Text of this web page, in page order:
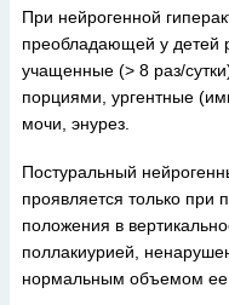
При нейрогенной
преобладающей у детей
учащенные (> 8 раз/
порциями, ургентные
мочи, энурез.
Постуральный
проявляется только при
положения в
поллакиурией,
нормальным объемом ее